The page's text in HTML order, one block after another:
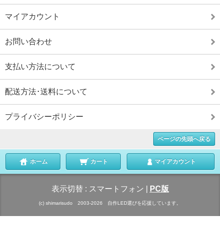
マイアカウント
お問い合わせ
支払い方法について
配送方法･送料について
プライバシーポリシー
ページの先頭へ戻る
ホーム カート マイアカウント
表示切替 : スマートフォン PC版
(c) shimarisudo 2003-2026 自作LED選びを応援しています。